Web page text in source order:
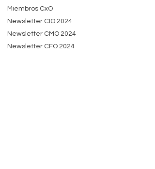
Miembros CxO
Newsletter CIO 2024
Newsletter CMO 2024
Newsletter CFO 2024